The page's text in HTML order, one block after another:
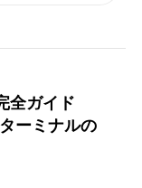
全ガイド
ーミナルの